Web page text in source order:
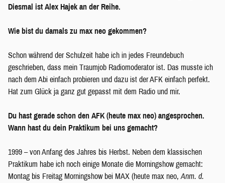
Diesmal ist Alex Hajek an der Reihe.
Wie bist du damals zu max neo gekommen?
Schon während der Schulzeit habe ich in jedes Freundebuch
geschrieben, dass mein Traumjob Radiomoderator ist. Das musste ich
nach dem Abi einfach probieren und dazu ist der AFK einfach perfekt.
Hat zum Glück ja ganz gut gepasst mit dem Radio und mir.
Du hast gerade schon den AFK (heute max neo) angesprochen.
Wann hast du dein Praktikum bei uns gemacht?
1999 – von Anfang des Jahres bis Herbst. Neben dem klassischen
Praktikum habe ich noch einige Monate die Morningshow gemacht:
Montag bis Freitag Morningshow bei MAX (heute max neo, Anm. d.